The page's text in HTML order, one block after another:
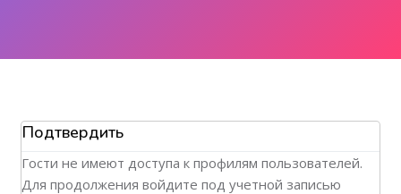
Подтвердить
Гости не имеют доступа к профилям пользователей.
Для продолжения войдите под учетной записью